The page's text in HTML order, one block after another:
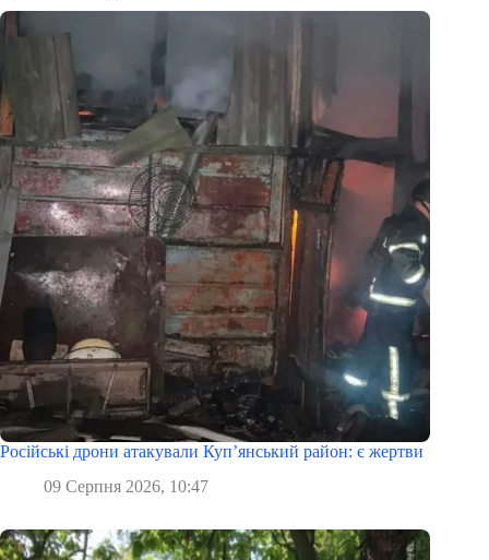
Російські дрони атакували Куп’янський район: є жертви
09 Серпня 2026, 10:47